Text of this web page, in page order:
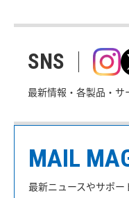
SNS
最新情報・各製品・
MAIL
最新ニュースやサポ